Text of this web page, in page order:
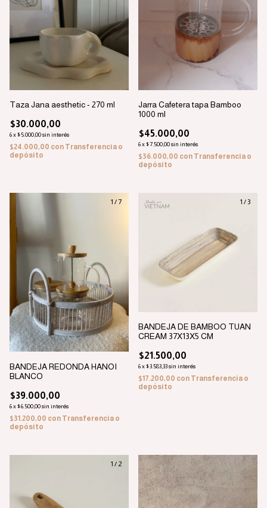
Taza Jana aesthetic - 270 ml
$30.000,00
6x$5.000,00sin interés
$24.000,00 con Transferencia o
depósito
Jarra Cafetera tapa Bamboo
1000 ml
$45.000,00
6x$7.500,00sin interés
$36.000,00 con Transferencia o
depósito
1 /7
BANDEJA REDONDA HANOI
BLANCO
$39.000,00
6x$6.500,00sin interés
$31.200,00 con Transferencia o
depósito
1 /3
BANDEJA DE BAMBOO TUAN
CREAM 37X13X5 CM
$21.500,00
6x$3.583,33sin interés
$17.200,00 con Transferencia o
depósito
1 / 2